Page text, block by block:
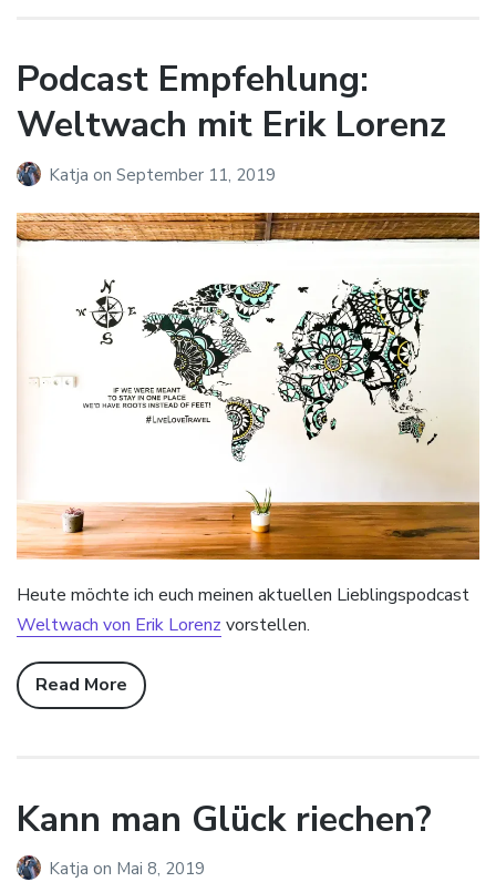
Podcast Empfehlung:
Weltwach mit Erik Lorenz
Katja on September 11, 2019
Heute möchte ich euch meinen aktuellen Lieblingspodcast
Weltwach von Erik Lorenz vorstellen.
Read More
Kann man Glück riechen?
Katja on Mai 8, 2019